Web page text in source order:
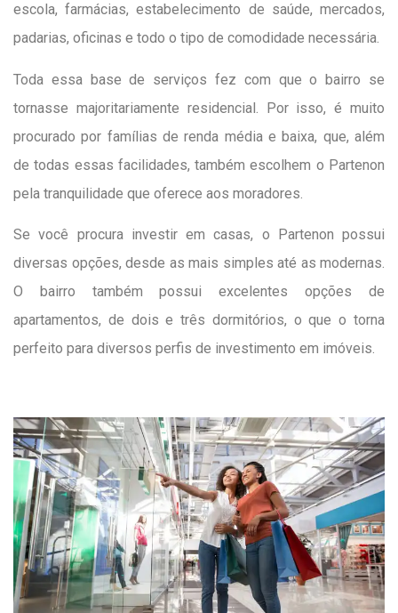
escola, farmácias, estabelecimento de saúde, mercados,
padarias, oficinas e todo o tipo de comodidade necessária.
Toda essa base de serviços fez com que o bairro se
tornasse majoritariamente residencial. Por isso, é muito
procurado por famílias de renda média e baixa, que, além
de todas essas facilidades, também escolhem o Partenon
pela tranquilidade que oferece aos moradores.
Se você procura investir em casas, o Partenon possui
diversas opções, desde as mais simples até as modernas.
O bairro também possui excelentes opções de
apartamentos, de dois e três dormitórios, o que o torna
perfeito para diversos perfis de investimento em imóveis.